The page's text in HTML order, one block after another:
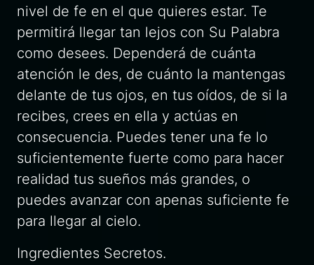
nivel de fe en el que quieres estar. Te
permitirá llegar tan lejos con Su Palabra
como desees. Dependerá de cuánta
atención le des, de cuánto la mantengas
delante de tus ojos, en tus oídos, de si la
recibes, crees en ella y actúas en
consecuencia. Puedes tener una fe lo
suficientemente fuerte como para hacer
realidad tus sueños más grandes, o
puedes avanzar con apenas suficiente fe
para llegar al cielo.
Ingredientes Secretos.